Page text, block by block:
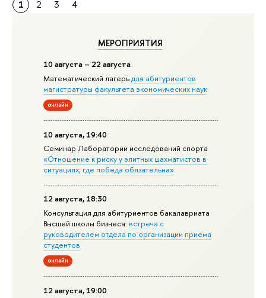
МЕРОПРИЯТИЯ
10 августа – 22 августа
Математический лагерьдля абитуриентов
магистратуры факультета экономических наук
онлайн
10 августа, 19:40
Семинар Лаборатории исследований спорта
«Отношение к риску у элитных шахматистов в
ситуациях, где победа обязательна»
12 августа, 18:30
Консультация для абитуриентов бакалавриата
Высшей школы бизнеса: встреча с
руководителем отдела по организации приема
студентов
онлайн
12 августа, 19:00
1 2 3 4